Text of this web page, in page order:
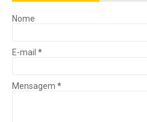
Nome
E-mail *
Mensagem *